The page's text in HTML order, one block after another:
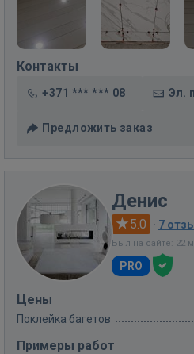
Контакты
+371 *** *** 08 Эл.
Предложить заказ
Денис
5.0 · 7
Был на сайте: 22
PRO
Цены
Поклейка багетов
Примеры работ